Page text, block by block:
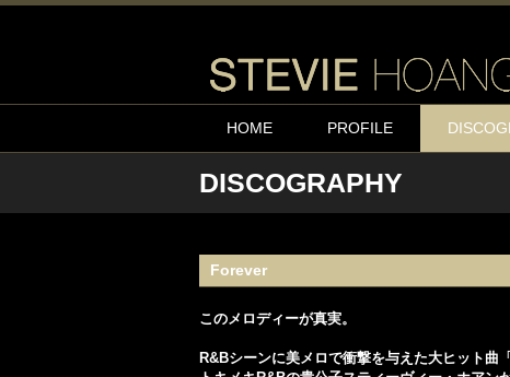
HOME PROFILE
DISCOGRAPHY
Forever
このメロディーが真実。
R&Bシーンに美メロで衝撃を与えた大ヒット曲